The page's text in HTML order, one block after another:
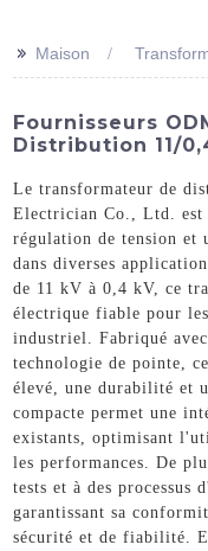
>> Maison
Fournisseurs
Distribution 11/
Le transformateur de
Electrician Co., Ltd. est
régulation de tension et
dans diverses
de 11 kV à 0,4 kV, ce
électrique fiable pour
industriel. Fabriqué
technologie de pointe,
élevé, une durabilité et
compacte permet une
existants, optimisant
les performances. De
tests et à des processus
garantissant sa
sécurité et de fiabilité.